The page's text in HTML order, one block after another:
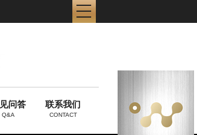
问答
Q&A
联系我们
CONTACT